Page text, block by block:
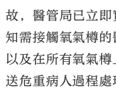
故，醫管局已立
知需接觸氧氣樽的
以及在所有氧氣
送危重病人過程